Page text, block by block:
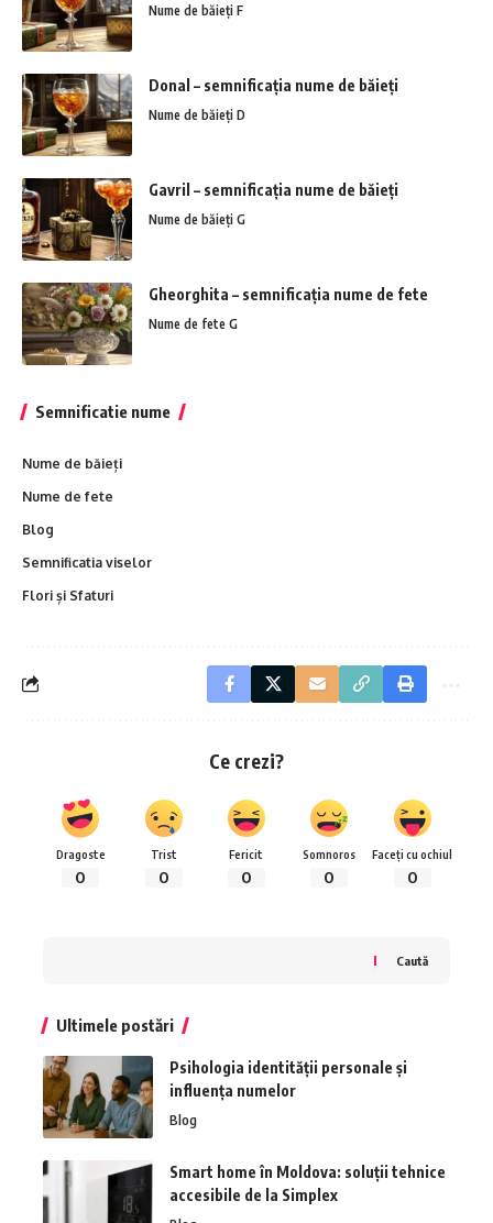
Nume de băieți F
Donal – semnificația nume de băieți
Nume de băieți D
Gavril – semnificația nume de băieți
Nume de băieți G
Gheorghita – semnificația nume de fete
Nume de fete G
Semnificatie nume
Nume de băieți
Nume de fete
Blog
Semnificatia viselor
Flori și Sfaturi
Ce crezi?
Dragoste
0
Trist
0
Fericit
0
Somnoros
0
Faceți cu ochiul
0
Caută
Ultimele postări
Psihologia identității personale și
influența numelor
Blog
Smart home în Moldova: soluții tehnice
accesibile de la Simplex